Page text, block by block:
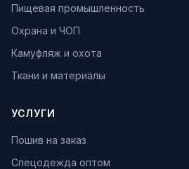
Пищевая промышленность
Охрана и ЧОП
Камуфляж и охота
Ткани и материалы
УСЛУГИ
Пошив на заказ
Спецодежда оптом